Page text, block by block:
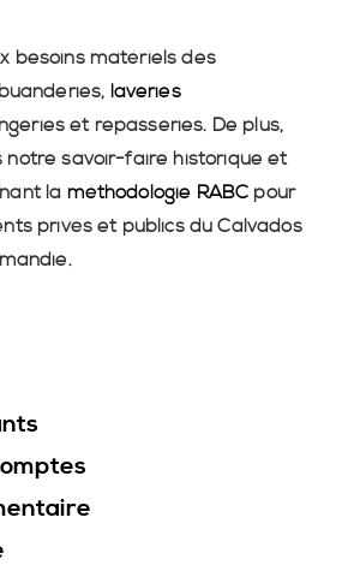
besoins matériels des
laveries
et repasseries. De plus,
notre savoir-faire historique et
la méthodologie RABC pour
privés et publics du Calvados